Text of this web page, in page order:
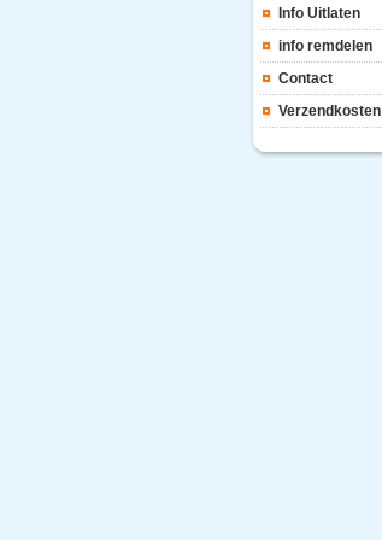
Info Uitlaten
info remdelen
Contact
Verzendkosten